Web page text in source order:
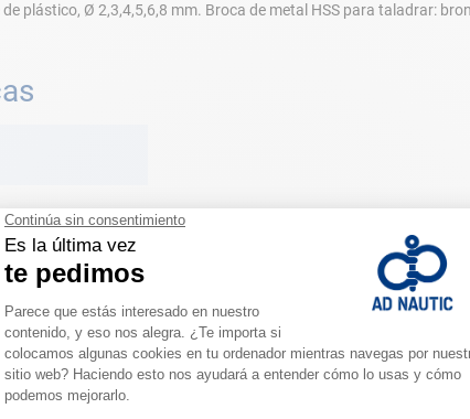
plástico, Ø 2,3,4,5,6,8 mm. Broca de metal HSS para taladrar: